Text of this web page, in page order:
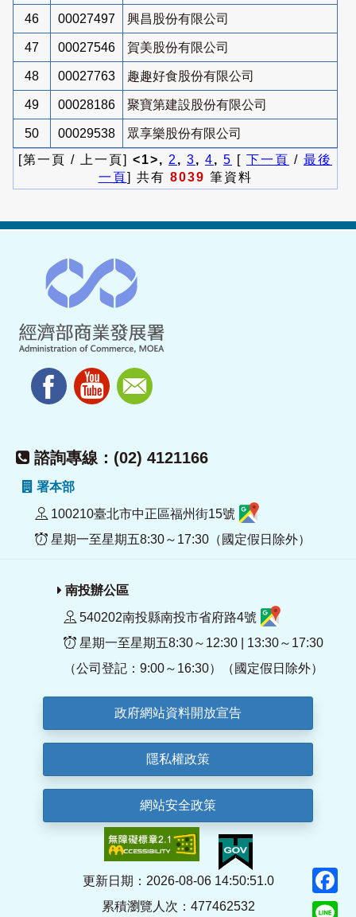
46 00027497 興昌股份有限公司
47 00027546 賀美股份有限公司
48 00027763 趣趣好食股份有限公司
49 00028186 聚寶第建設股份有限公司
50 00029538
眾享樂股份有限公司
[第一頁 / 上一頁] <1>, 2 , 3, 4, 5 [ 下一頁 / 最後
一頁] 共有 8039 筆資料
諮詢專線：(02) 4121166
署本部
100210臺北市中正區福州街15號
星期一至星期五8:30～17:30（國定假日除外）
南投辦公區
540202南投縣南投市省府路4號
星期一至星期五8:30～12:30 | 13:30～17:30
（公司登記：9:00～16:30）（國定假日除外）
政府網站資料開放宣告
隱私權政策
網站安全政策
更新日期：2026-08-06 14:50:51.0
累積瀏覽人次：477462532